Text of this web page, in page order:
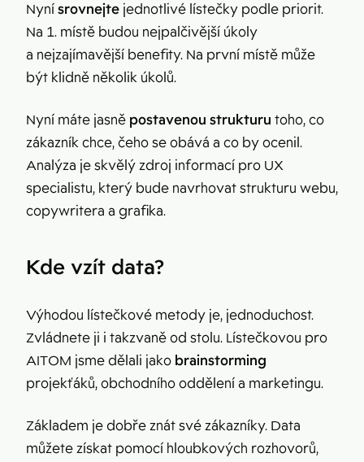
Nynísrovnejte jednotlivé lístečky podle priorit.
Na 1. místě budou nejpalčivější úkoly
a nejzajímavější benefity. Na první místě může
být klidně několik úkolů.
Nyní máte jasně postavenou strukturu toho, co
zákazník chce, čeho se obává a co by ocenil.
Analýza je skvělý zdroj informací pro UX
specialistu, který bude navrhovat strukturu webu,
copywritera a grafika.
Kde vzít data?
Výhodou lístečkové metody je, jednoduchost.
Zvládnete ji i takzvaně od stolu. Lístečkovou pro
AITOM jsme dělali jako brainstorming
projekťáků, obchodního oddělení a marketingu.
Základem je dobře znát své zákazníky. Data
můžete získat pomocí hloubkových rozhovorů,